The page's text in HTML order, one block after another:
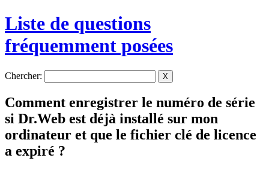
Liste de questions
fréquemment posées
Chercher: X
Comment enregistrer le numéro de série
si Dr.Web est déjà installé sur mon
ordinateur et que le fichier clé de licence
a expiré ?